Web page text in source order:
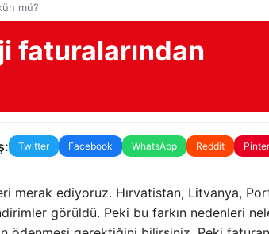
mü?
faturalarından
Twitter Facebook WhatsApp Reddit
merak ediyoruz. Hırvatistan, Litvanya,
görüldü. Peki bu farkın nedenleri